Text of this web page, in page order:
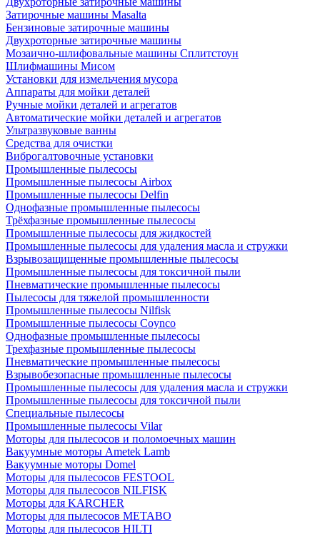
Затирочные машины Masalta
Бензиновые затирочные машины
Двухроторные затирочные машины
Мозаично-шлифовальные машины Сплитстоун
Шлифмашины Мисом
Установки для измельчения мусора
Аппараты для мойки деталей
Ручные мойки деталей и агрегатов
Автоматические мойки деталей и агрегатов
Ультразвуковые ванны
Средства для очистки
Виброгалтовочные установки
Промышленные пылесосы
Промышленные пылесосы Airbox
Промышленные пылесосы Delfin
Однофазные промышленные пылесосы
Трёхфазные промышленные пылесосы
Промышленные пылесосы для жидкостей
Промышленные пылесосы для удаления масла и стружки
Взрывозащищенные промышленные пылесосы
Промышленные пылесосы для токсичной пыли
Пневматические промышленные пылесосы
Пылесосы для тяжелой промышленности
Промышленные пылесосы Nilfisk
Промышленные пылесосы Coynco
Однофазные промышленные пылесосы
Трехфазные промышленные пылесосы
Пневматические промышленные пылесосы
Взрывобезопасные промышленные пылесосы
Промышленные пылесосы для удаления масла и стружки
Промышленные пылесосы для токсичной пыли
Специальные пылесосы
Промышленные пылесосы Vilar
Моторы для пылесосов и поломоечных машин
Вакуумные моторы Ametek Lamb
Вакуумные моторы Domel
Моторы для пылесосов FESTOOL
Моторы для пылесосов NILFISK
Моторы для KARCHER
Моторы для пылесосов METABO
Моторы для пылесосов HILTI